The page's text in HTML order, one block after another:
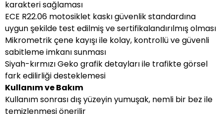
karakteri sağlaması
ECE R22.06 motosiklet kaskı güvenlik standardına
uygun şekilde test edilmiş ve sertifikalandırılmış olması
Mikrometrik çene kayışı ile kolay, kontrollü ve güvenli
sabitleme imkanı sunması
Siyah-kırmızı Geko grafik detayları ile trafikte görsel
fark edilirliği desteklemesi
Kullanım ve Bakım
Kullanım sonrası dış yüzeyin yumuşak, nemli bir bez ile
temizlenmesi önerilir